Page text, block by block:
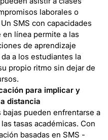
laborales o
SMS con capacidades
línea permite a las
de aprendizaje
a los estudiantes la
propio ritmo sin dejar de
para implicar y
distancia
pueden enfrentarse a
tasas académicas. Con
basadas en SMS -